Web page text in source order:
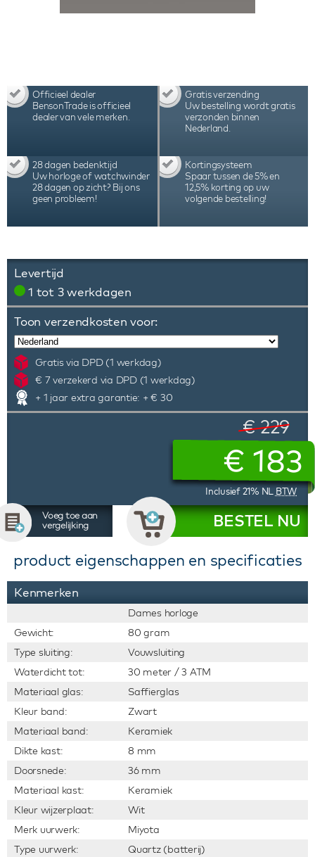
Officieel dealer
BensonTrade is officieel
dealer van vele merken.
Gratis verzending
Uw bestelling wordt gratis
verzonden binnen
Nederland.
28 dagen bedenktijd
Uw horloge of watchwinder
28 dagen op zicht? Bij ons
geen probleem!
Kortingsysteem
Spaar tussen de 5% en
12,5% korting op uw
volgende bestelling!
Levertijd
1 tot 3 werkdagen
Toon verzendkosten voor:
Gratis via DPD (1 werkdag)
€ 7 verzekerd via DPD (1 werkdag)
+ 1 jaar extra garantie: + € 30
€ 229
€183
Inclusief 21% NL BTW
Voeg toe aan
vergelijking
BESTEL NU
product eigenschappen en specificaties
Kenmerken
Dames horloge
Gewicht:
80 gram
Type sluiting:
Vouwsluiting
Waterdicht tot:
30 meter / 3 ATM
Materiaal glas:
Saffierglas
Kleur band:
Zwart
Materiaal band:
Keramiek
Dikte kast:
8 mm
Doorsnede:
36 mm
Materiaal kast:
Keramiek
Kleur wijzerplaat:
Wit
Merk uurwerk:
Miyota
Type uurwerk:
Quartz (batterij)